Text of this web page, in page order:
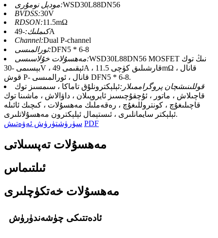
مودېل نومۇرى:WSD30L88DN56
BVDSS:30V
RDSON:11.5mΩ
كىملىك:-49A
Channel:Dual P-channel
ئورالمىسى:DFN5 * 6-8
مەھسۇلات خۇلاسىسى:WSD30L88DN56 MOSFET نىڭ توك
بېسىمى -30V ، ئېقىمى 49A ، قارشىلىق كۈچى 11.5mΩ ، قانال
قوش P- قانال ، ئورالمىسى DFN5 * 6-8.
قوللىنىشچان پروگراممىلار:ئېلېكترونلۇق تاماكا ، سىمسىز توك
قاچىلاش ، ماتور ، ئۇچقۇچىسىز ئايروپىلان ، داۋالاش ، ماشىنا توك
قاچىلىغۇچ ، كونتروللىغۇچ ، رەقەملىك مەھسۇلات ، كىچىك ئائىلە
ئېلېكتر سايمانلىرى ، ئىستېمال ئېلېكترون مەھسۇلاتلىرى.
سۈرۈشتۈرۈش ئەۋەتىش PDF
مەھسۇلات تەپسىلاتى
ئىلتىماس
مەھسۇلات خەتكۈچلىرى
ئادەتتىكى چۈشەندۈرۈش